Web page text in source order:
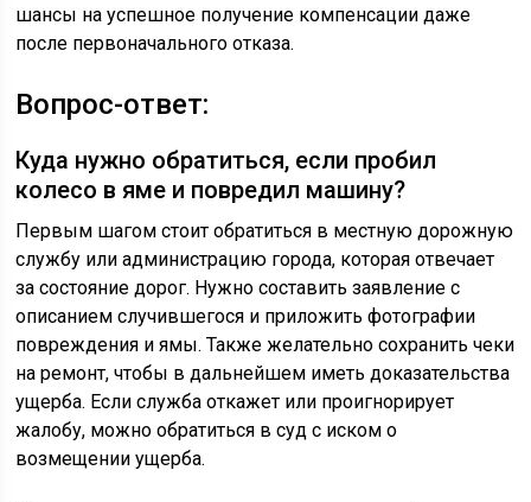
шансы на успешное получение компенсации даже
после первоначального отказа.
Вопрос-ответ:
Куда нужно обратиться, если пробил
колесо в яме и повредил машину?
Первым шагом стоит обратиться в местную дорожную
службу или администрацию города, которая отвечает
за состояние дорог. Нужно составить заявление с
описанием случившегося и приложить фотографии
повреждения и ямы. Также желательно сохранить чеки
на ремонт, чтобы в дальнейшем иметь доказательства
ущерба. Если служба откажет или проигнорирует
жалобу, можно обратиться в суд с иском о
возмещении ущерба.